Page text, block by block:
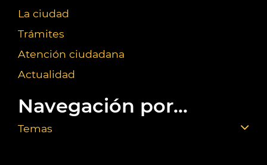
La ciudad
Trámites
Atención ciudadana
Actualidad
Navegación por...
Temas